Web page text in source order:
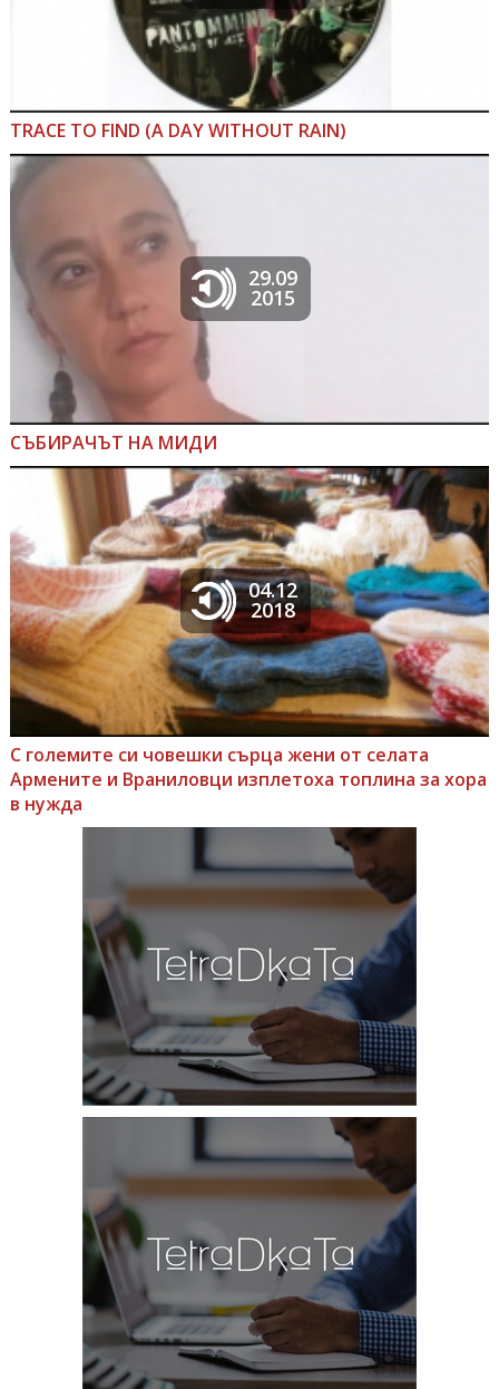
TRACE TO FIND (A DAY WITHOUT RAIN)
29.09
2015
СЪБИРАЧЪТ НА МИДИ
04.12
2018
С големите си човешки сърца жени от селата
Армените и Враниловци изплетоха топлина за хора
в нужда